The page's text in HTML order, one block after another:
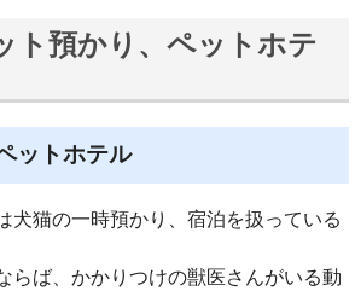
ト預かり、ペットホテ
ットホテル
犬猫の一時預かり、宿泊を扱っている
らば、かかりつけの獣医さんがいる動